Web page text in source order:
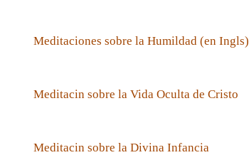
Meditaciones sobre la Humildad (en Ingls)
Meditacin sobre la Vida Oculta de Cristo
Meditacin sobre la Divina Infancia